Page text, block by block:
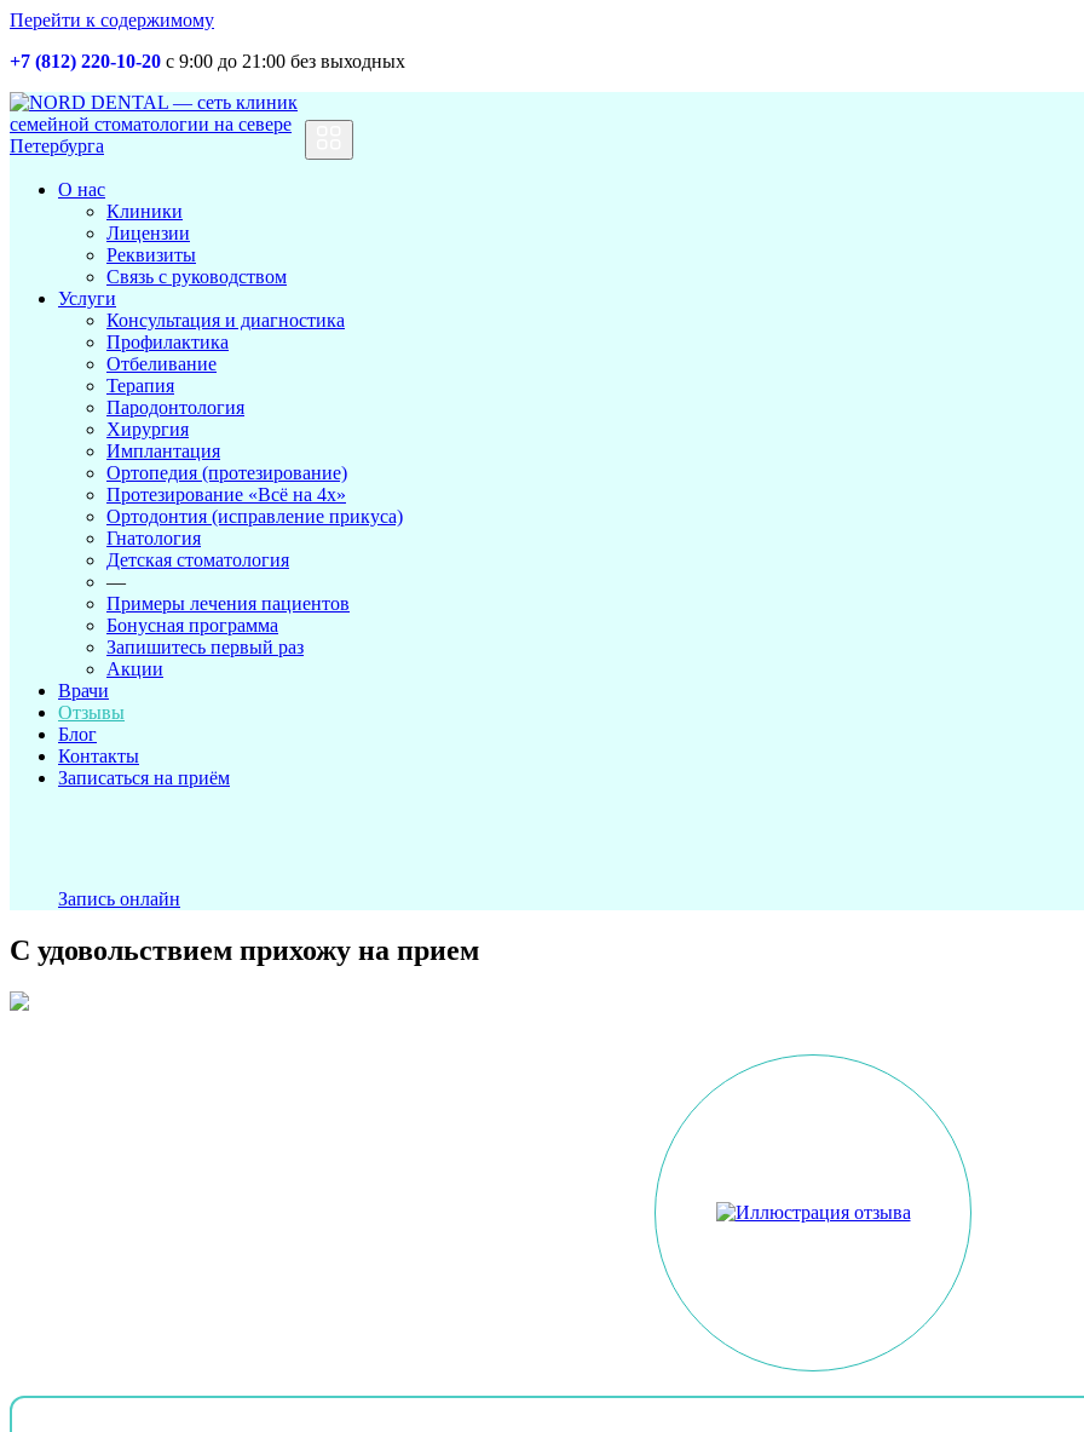
Перейти к содержимому
+7 (812) 220-10-20 с 9:00 до 21:00 без выходных
Основная
навигация
О нас
Клиники
Лицензии
Реквизиты
Связь с руководством
Услуги
Консультация и диагностика
Профилактика
Отбеливание
Терапия
Пародонтология
Хирургия
Имплантация
Ортопедия (протезирование)
Протезирование «Всё на 4х»
Ортодонтия (исправление прикуса)
Гнатология
Детская стоматология
—
Примеры лечения пациентов
Бонусная программа
Запишитесь первый раз
Акции
Врачи
Отзывы
Блог
Контакты
Записаться на приём
Запись онлайн
С удовольствием прихожу на прием